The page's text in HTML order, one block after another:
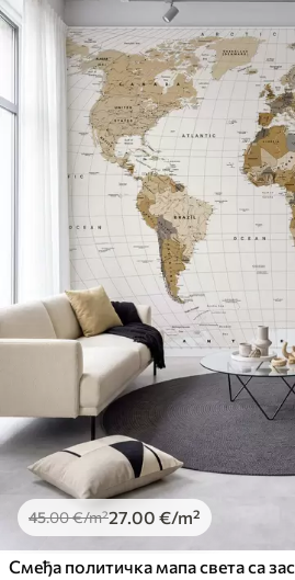
45.00€/m²27.00 €/m²